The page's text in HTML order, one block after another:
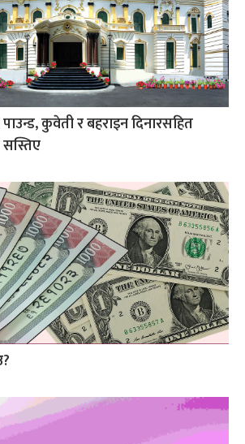
कुवेती र बहराइन दिनारसहित
सस्तिए